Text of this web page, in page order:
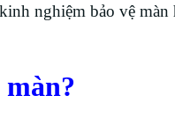
nghiệm bảo vệ